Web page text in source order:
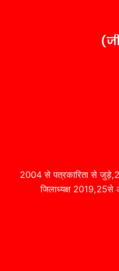
2004 से पत्रकारिता से
जिलाध्यक्ष